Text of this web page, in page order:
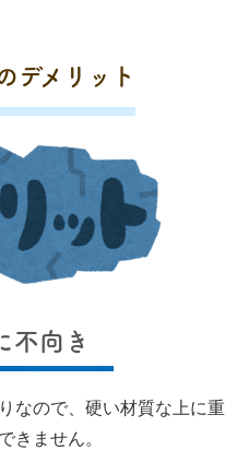
デメリット
向き
なので、硬い材質な上に重
きません。